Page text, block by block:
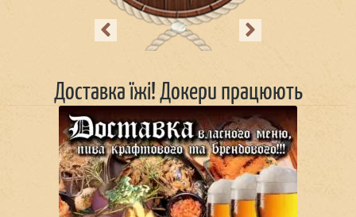
Previous Next
Доставка їжі! Докери працюють